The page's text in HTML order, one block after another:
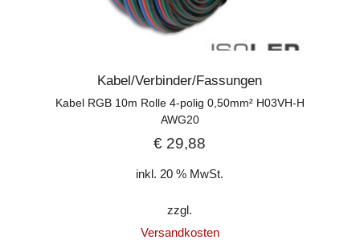
Kabel/Verbinder/Fassungen
Kabel RGB 10m Rolle 4-polig 0,50mm² H03VH-H
AWG20
€ 29,88
inkl. 20 % MwSt.
zzgl.
Versandkosten